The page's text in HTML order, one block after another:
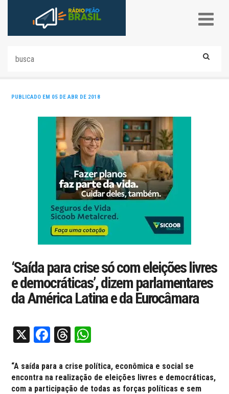
PUBLICADO EM 05 DE ABR DE 2018
‘Saída para crise só com eleições livres
e democráticas’, dizem parlamentares
da América Latina e da Eurocâmara
X Facebook
Threads
“A saída para a crise política, econômica e social se
encontra na realização de eleições livres e democráticas,
com a participação de todas as forças políticas e sem